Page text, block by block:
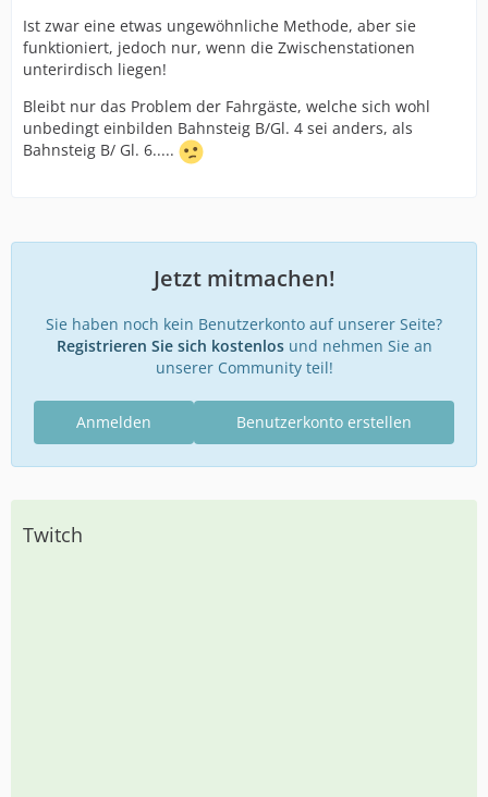
Ist zwar eine etwas ungewöhnliche Methode, aber sie
funktioniert, jedoch nur, wenn die Zwischenstationen
unterirdisch liegen!
Bleibt nur das Problem der Fahrgäste, welche sich wohl
unbedingt einbilden Bahnsteig B/Gl. 4 sei anders, als
Bahnsteig B/ Gl. 6.....
Jetzt mitmachen!
Sie haben noch kein Benutzerkonto auf unserer Seite?
Registrieren Sie sich kostenlosund nehmen Sie an
unserer Community teil!
Benutzerkonto erstellen
Anmelden
Twitch